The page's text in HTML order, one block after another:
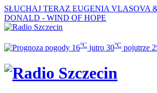
SŁUCHAJ TERAZ EUGENIA VLASOVA
DONALD - WIND OF HOPE
16°C jutro 30°C pojutrze